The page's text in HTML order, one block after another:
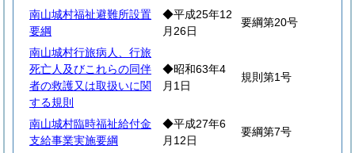
南山城村福祉避難所設置
要綱
◆平成25年12
月26日
要綱第20号
南山城村行旅病人、行旅
死亡人及びこれらの同伴
者の救護又は取扱いに関
する規則
◆昭和63年4
月1日
規則第1号
南山城村臨時福祉給付金
支給事業実施要綱
◆平成27年6
月12日
要綱第7号